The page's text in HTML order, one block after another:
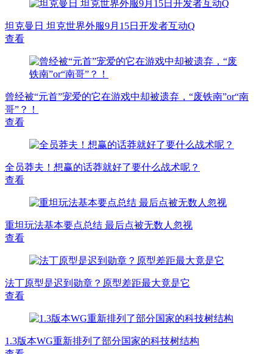
坦克曼日 坦克世界外服9月15日开发者互动Q
查看
曾经被“元首”宠爱的它在游戏中却被遗弃，“废铁南”or“南
哥”？！
查看
全员莽夫！想赢的话莽就好了要什么战术呢？
查看
重坦玩法基本要点总结 最后点被无数人忽视
查看
法丁原型是迟到勋章？原型差距最大竟是它
查看
1.3版本WG重新排列了部分国家的科技树结构